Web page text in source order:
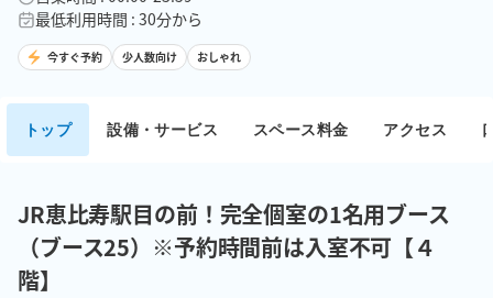
最低利用時間 : 30分から
今すぐ予約 少人数向け おしゃれ
トップ 設備・サービス スペース料金 アクセス
JR恵比寿駅目の前！完全個室の1名用ブース
（ブース25）※予約時間前は入室不可【４
階】